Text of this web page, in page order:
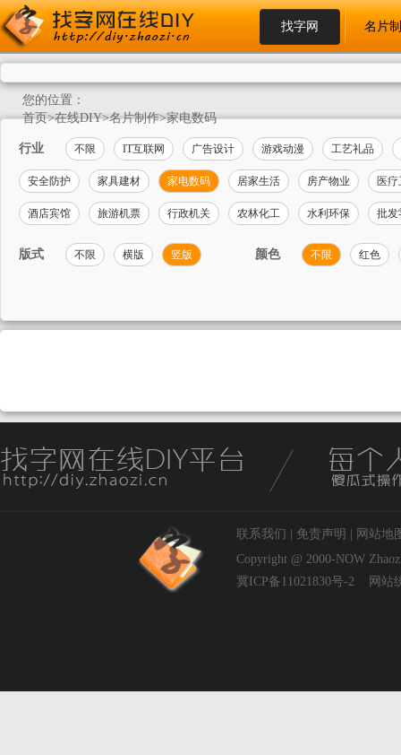
找字网 名片
您的位置：
首页>在线DIY>名片制作>家电数码
行业 不限 IT互联网 广告设计 游戏动漫 工艺礼品
安全防护 家具建材 家电数码 居家生活 房产物业 医
酒店宾馆 旅游机票 行政机关 农林化工 水利环保 批发
版式 不限 横版 竖版 颜色 不限 红色
联系我们 免责声明
网站地
Copyright @ 2000-NOW
冀ICP备11021830号-2
网站